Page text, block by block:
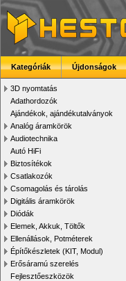
Kategóriák Újdonságok
3D nyomtatás
Adathordozók
Ajándékok, ajándékutalványok
Analóg áramkörök
Audiotechnika
Autó HiFi
Biztosítékok
Csatlakozók
Csomagolás és tárolás
Digitális áramkörök
Diódák
Elemek, Akkuk, Töltők
Ellenállások, Potméterek
Építőkészletek (KIT, Modul)
Erősáramú szerelés
Fejlesztőeszközök